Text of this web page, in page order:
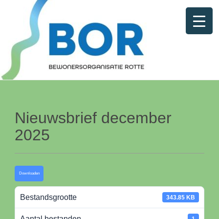
Nieuwsbrief december
2025
Downloaden
Bestandsgrootte 343.85 KB